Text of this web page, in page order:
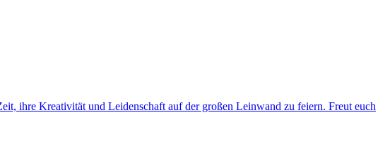
ihre Kreativität und Leidenschaft auf der großen Leinwand zu feiern. Freut euch